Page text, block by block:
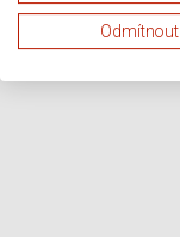
Odmítnout